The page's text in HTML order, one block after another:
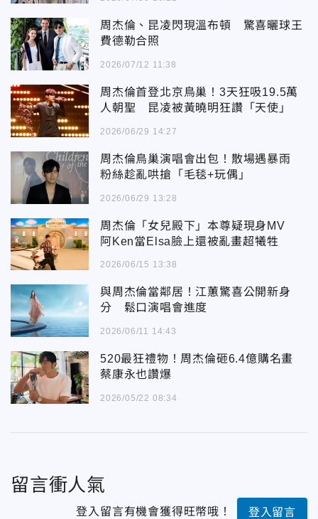
周杰倫、昆凌閃現溫布頓 驚喜曬球王
費德勒合照
2026/07/12 11:38
周杰倫首登北京鳥巢！3天狂吸19.5萬
人朝聖 昆凌被黃曉明狂讚「天使」
2026/06/29 14:27
周杰倫鳥巢演唱會出包！散場遇暴雨
粉絲趁亂哄搶「毛毯+玩偶」
2026/06/29 13:28
周杰倫「女兒殿下」本尊疑現身MV
阿Ken當Elsa臉上還被亂畫超犧牲
2026/06/15 13:38
與周杰倫當鄰居！江蕙驚喜公開新身
分 鬆口演唱會進度
2026/06/11 14:43
520最狂禮物！周杰倫砸6.4億購名畫
蔡康永也讚爆
2026/05/22 08:34
留言衝人氣
登入留言有機會獲得旺幣哦！ 登入留言